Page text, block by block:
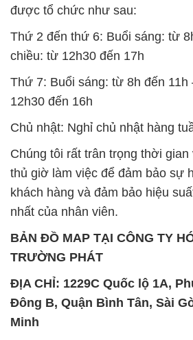
được tổ chức như sau:
Thứ 2 đến thứ 6: Buổi sáng: từ
chiều: từ 12h30 đến 17h
Thứ 7: Buổi sáng: từ 8h đến 11h
12h30 đến 16h
Chủ nhật: Nghỉ chủ nhật hàng
Chúng tôi rất trân trọng thời gian
thủ giờ làm việc để đảm bảo sự
khách hàng và đảm bảo hiệu
nhất của nhân viên.
BẢN ĐỒ MAP TẠI CÔNG TY
TRƯỜNG PHÁT
ĐỊA CHỈ: 1229C Quốc lộ 1A,
Đông B, Quận Bình Tân, Sài
Minh